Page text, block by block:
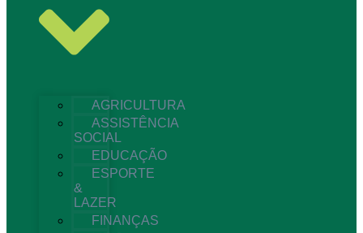
AGRICULTURA
ASSISTÊNCIA
SOCIAL
EDUCAÇÃO
ESPORTE
&
LAZER
FINANÇAS